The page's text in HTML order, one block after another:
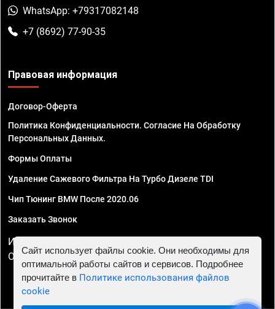
WhatsApp: +79317082148
+7 (8692) 77-90-35
Правовая информация
Договор-Оферта
Политика Конфиденциальности. Согласие На Обработку
Персональных Данных.
Формы Оплаты
Удаление Сажевого Фильтра На Турбо Дизеле TDI
Чип Тюнинг BMW После 2020.06
Заказать Звонок
ИП Смирнов Георгий Павлович. ИНН 781302555843,
ОГРНИП 324470400032610
Сайт использует файлы cookie. Они необходимы для
оптимальной работы сайтов и сервисов. Подробнее
прочитайте в Политике использования файлов
cookie